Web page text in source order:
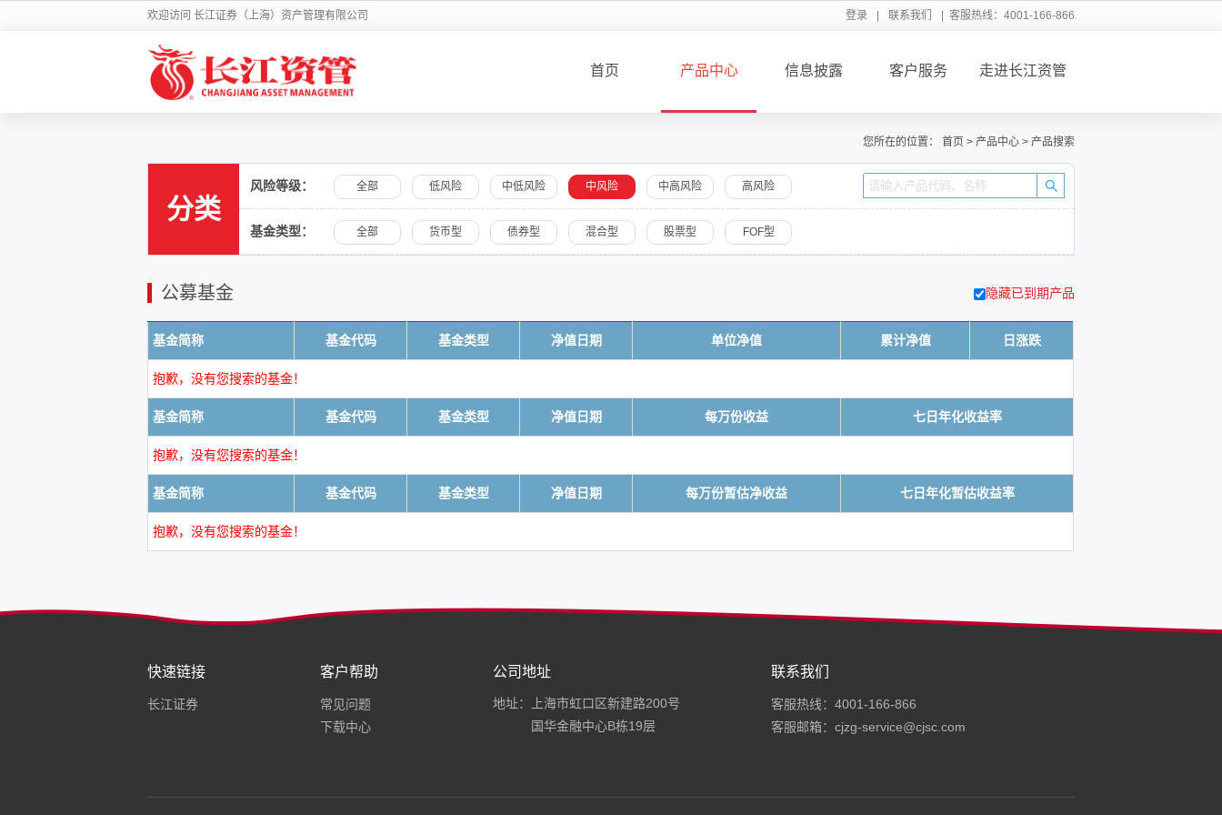
欢迎访问 长江证券（上海）资产管理有限公司 登录 联系我们 | 客服热线：4001-166-866
首页 产品中心 信息披露 客户服务 走进长江资管
您所在的位置： 首页 > 产品中心 > 产品搜索
分类
风险等级： 全部 低风险 中低风险 中风险 中高风险 高风险
基金类型： 全部 货币型 债券型 混合型 股票型 FOF型
公募基金 隐藏已到期产品
基金简称 基金代码 基金类型 净值日期 单位净值 累计净值 日涨跌
抱歉，没有您搜索的基金！
基金简称 基金代码 基金类型 净值日期 每万份收益 七日年化收益率
抱歉，没有您搜索的基金！
基金简称 基金代码 基金类型 净值日期 每万份暂估净收益 七日年化暂估收益率
抱歉，没有您搜索的基金！
快速链接
长江证券
客户帮助
常见问题
下载中心
公司地址
地址：上海市虹口区新建路200号
国华金融中心B栋19层
联系我们
客服热线：4001-166-866
客服邮箱：cjzg-service@cjsc.com